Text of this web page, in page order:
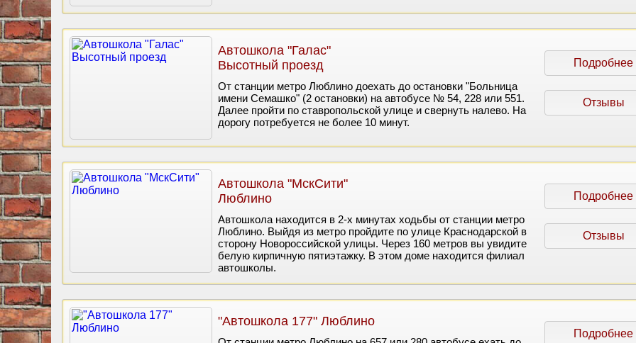
Автошкола "Галас"
Высотный проезд
От станции метро Люблино доехать до остановки "Больница
имени Семашко" (2 остановки) на автобусе № 54, 228 или 551.
Далее пройти по ставропольской улице и свернуть налево. На
дорогу потребуется не более 10 минут.
Подробнее
Отзывы
Автошкола "МскСити"
Люблино
Автошкола находится в 2-х минутах ходьбы от станции метро
Люблино. Выйдя из метро пройдите по улице Краснодарской в
сторону Новороссийской улицы. Через 160 метров вы увидите
белую кирпичную пятиэтажку. В этом доме находится филиал
автошколы.
Подробнее
Отзывы
"Автошкола 177" Люблино
Подробнее